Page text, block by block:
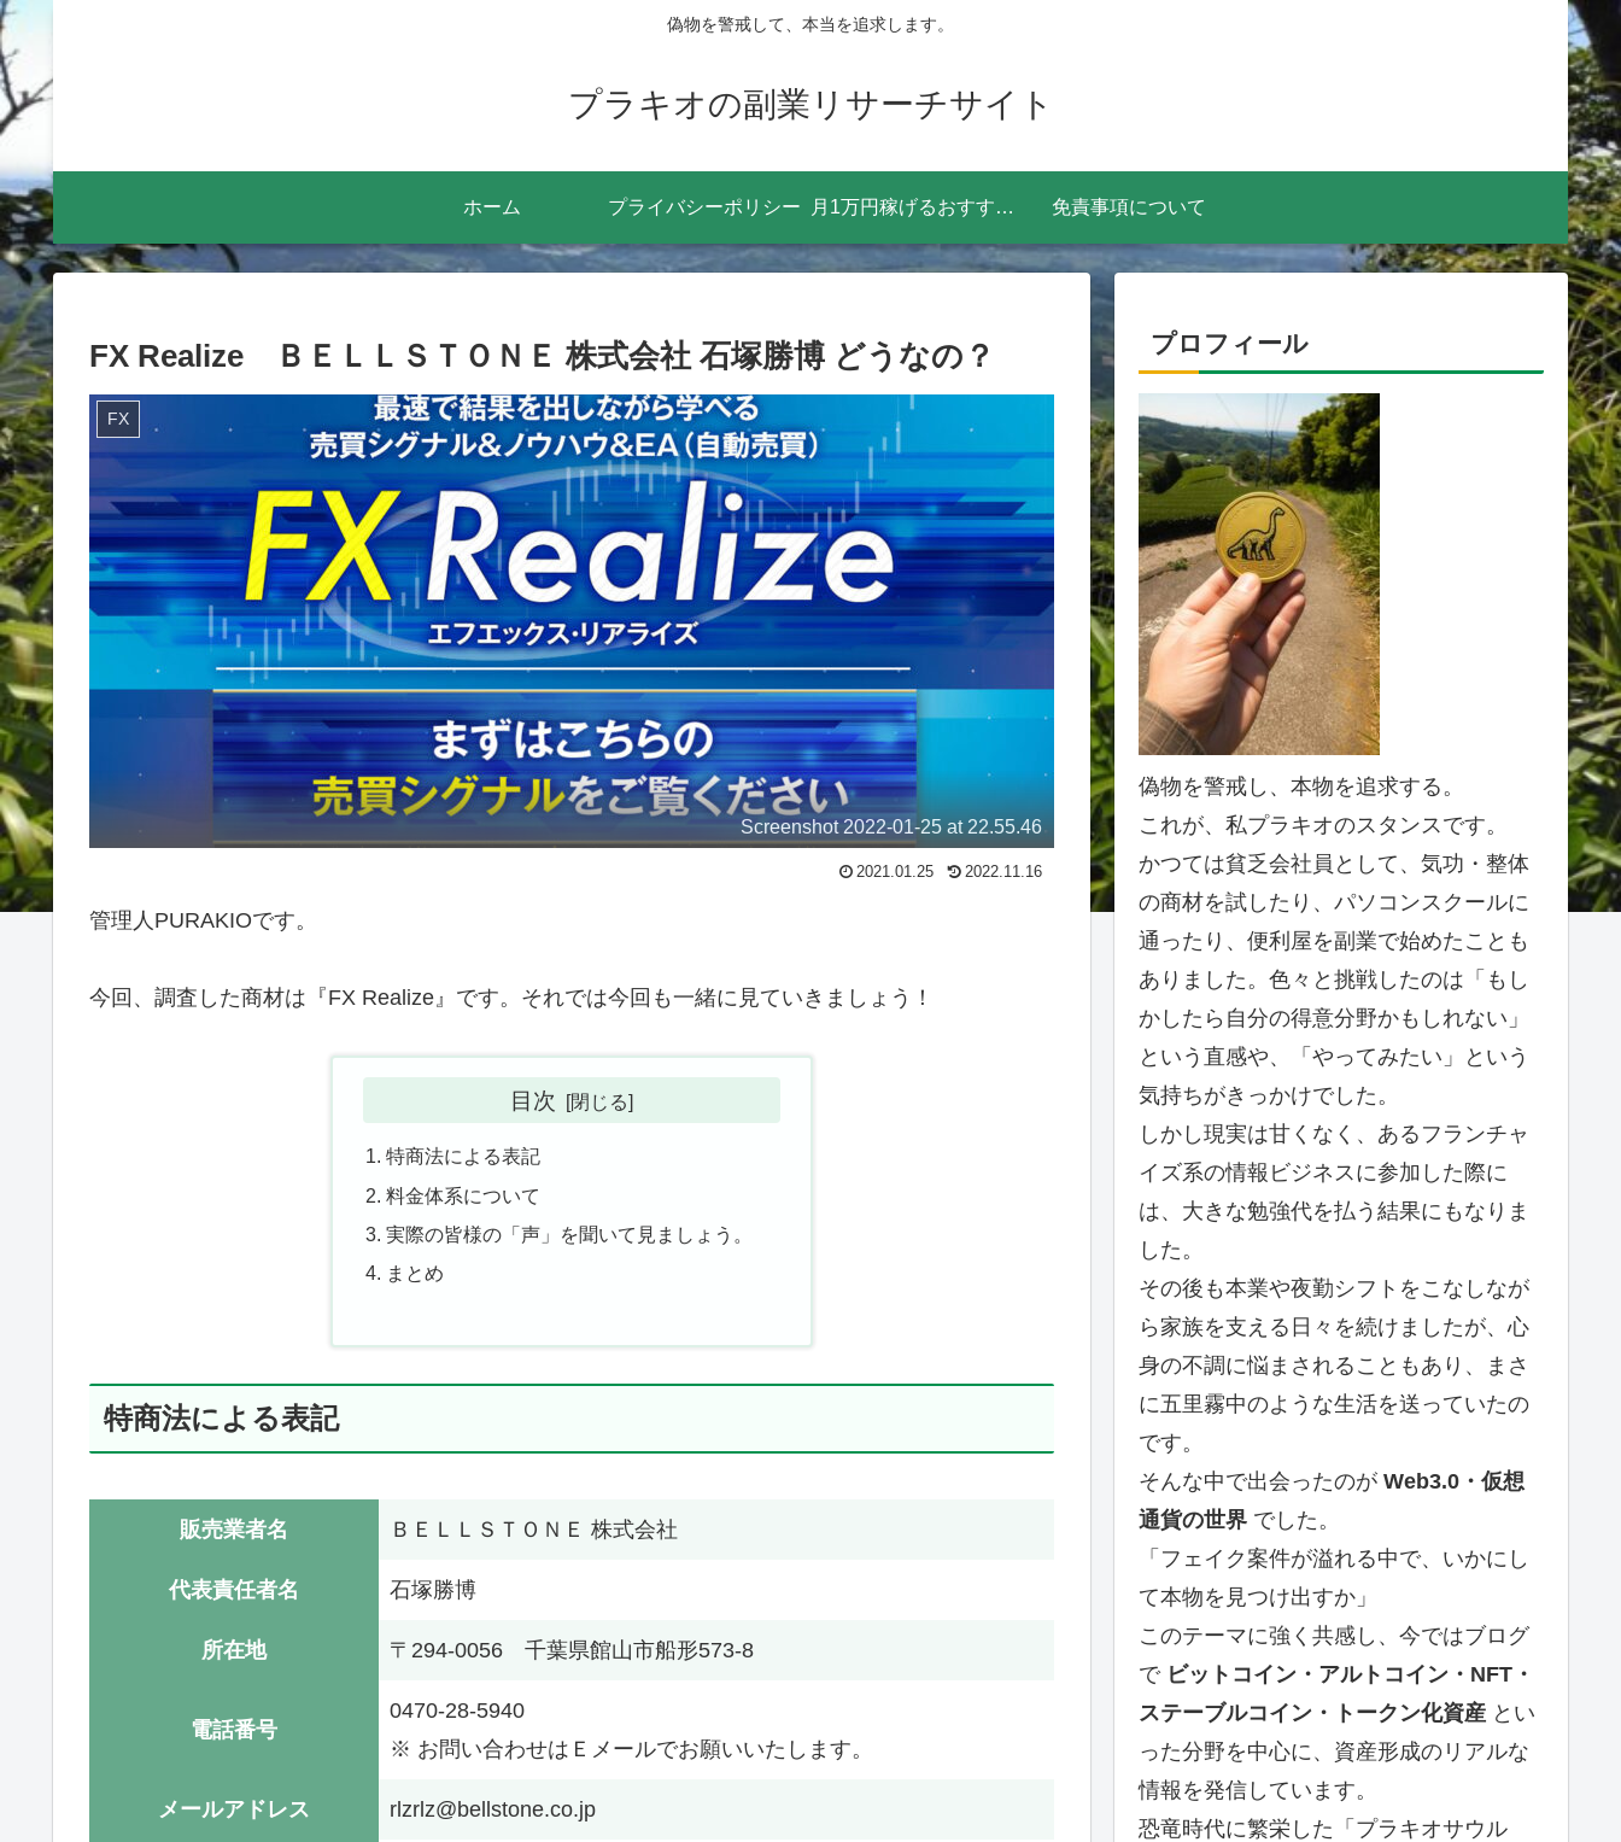
偽物を警戒して、本当を追求します。
プラキオの副業リサーチサイト
ホーム プライバシーポリシー 月1万円稼げるおすすめの副業8選！効率よく稼ぐためにやるべきことは？ 免責事項について
FX Realize ＢＥＬＬＳＴＯＮＥ 株式会社 石塚勝博 どうなの？
FX
Screenshot 2022-01-25 at 22.55.46
2021.01.25 2022.11.16
管理人PURAKIOです。
今回、調査した商材は『FX Realize』です。それでは今回も一緒に見ていきましょう！
目次
特商法による表記
料金体系について
実際の皆様の「声」を聞いて見ましょう。
まとめ
特商法による表記
販売業者名 ＢＥＬＬＳＴＯＮＥ 株式会社
代表責任者名 石塚勝博
所在地 〒294-0056 千葉県館山市船形573-8
電話番号
0470-28-5940
※ お問い合わせはＥメールでお願いいたします。
メールアドレス rlzrlz@bellstone.co.jp
プロフィール
偽物を警戒し、本物を追求する。
これが、私プラキオのスタンスです。
かつては貧乏会社員として、気功・整体
の商材を試したり、パソコンスクールに
通ったり、便利屋を副業で始めたことも
ありました。色々と挑戦したのは「もし
かしたら自分の得意分野かもしれない」
という直感や、「やってみたい」という
気持ちがきっかけでした。
しかし現実は甘くなく、あるフランチャ
イズ系の情報ビジネスに参加した際に
は、大きな勉強代を払う結果にもなりま
した。
その後も本業や夜勤シフトをこなしなが
ら家族を支える日々を続けましたが、心
身の不調に悩まされることもあり、まさ
に五里霧中のような生活を送っていたの
です。
そんな中で出会ったのが Web3.0・仮想
通貨の世界 でした。
「フェイク案件が溢れる中で、いかにし
て本物を見つけ出すか」
このテーマに強く共感し、今ではブログ
で ビットコイン・アルトコイン・NFT・
ステーブルコイン・トークン化資産 とい
った分野を中心に、資産形成のリアルな
情報を発信しています。
恐竜時代に繁栄した「プラキオサウル